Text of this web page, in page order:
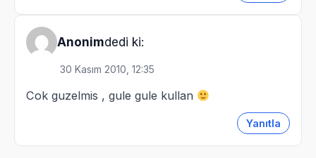
Anonimdedi ki:
30 Kasım 2010, 12:35
Cok guzelmis , gule gule kullan
Yanıtla